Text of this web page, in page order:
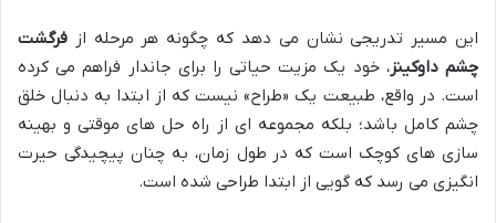
این مسیر تدریجی نشان می دهد که چگونه هر مرحله از فرگشت
چشم داوکینز، خود یک مزیت حیاتی را برای جاندار فراهم می کرده
است. در واقع، طبیعت یک «طراح» نیست که از ابتدا به دنبال خلق
چشم کامل باشد؛ بلکه مجموعه ای از راه حل های موقتی و بهینه
سازی های کوچک است که در طول زمان، به چنان پیچیدگی حیرت
انگیزی می رسد که گویی از ابتدا طراحی شده است.